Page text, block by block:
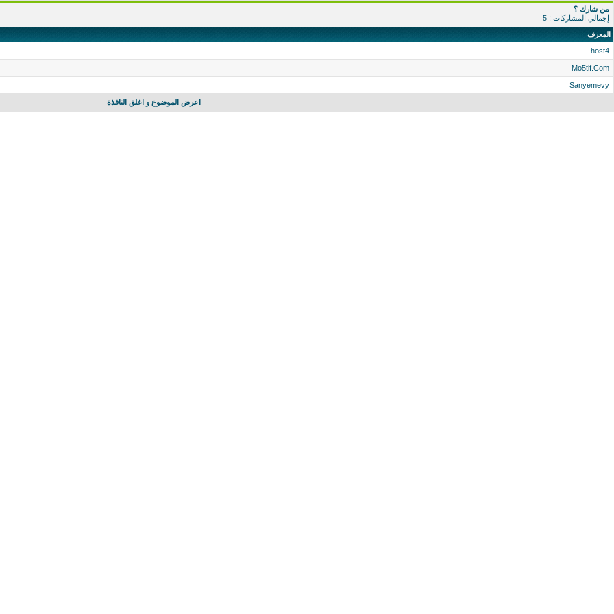
من شارك ؟
إجمالي المشاركات : 5
المعرف
host4
Mo5tlf.Com
Sanyemevy
اعرض الموضوع و اغلق النافذة